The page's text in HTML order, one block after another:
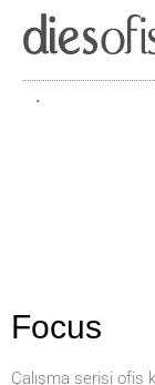
Focus
Çalışma serisi ofis